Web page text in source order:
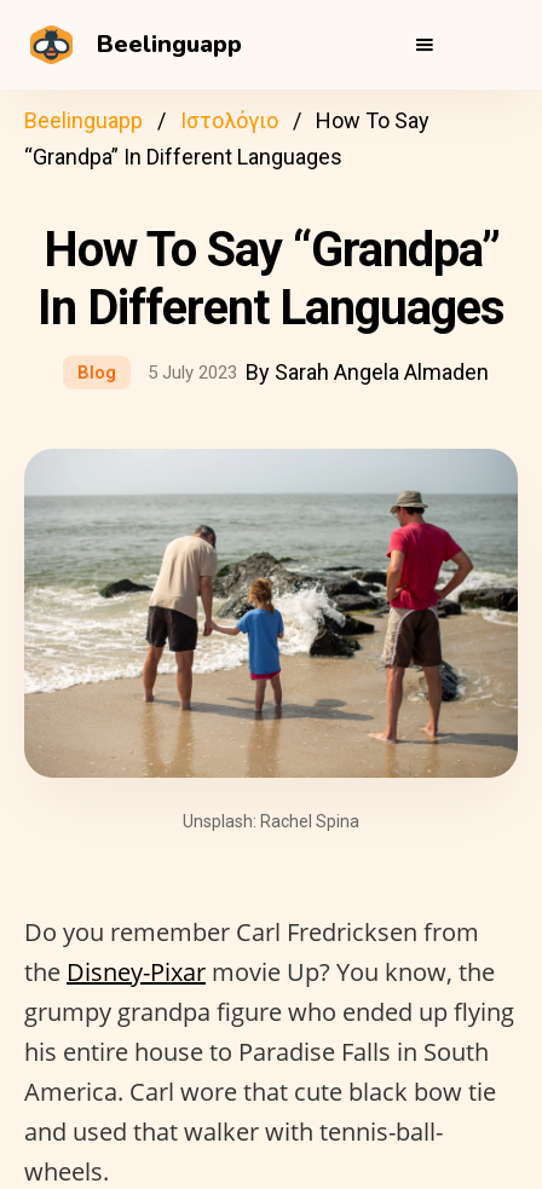
Beelinguapp
Beelinguapp Ιστολόγιο
How To Say
“Grandpa” In Different Languages
How To Say “Grandpa”
In Different Languages
Blog 5 July 2023 By Sarah Angela Almaden
Unsplash: Rachel Spina
Do you remember Carl Fredricksen from
the Disney-Pixar movie Up? You know, the
grumpy grandpa figure who ended up flying
his entire house to Paradise Falls in South
America. Carl wore that cute black bow tie
and used that walker with tennis-ball-
wheels.